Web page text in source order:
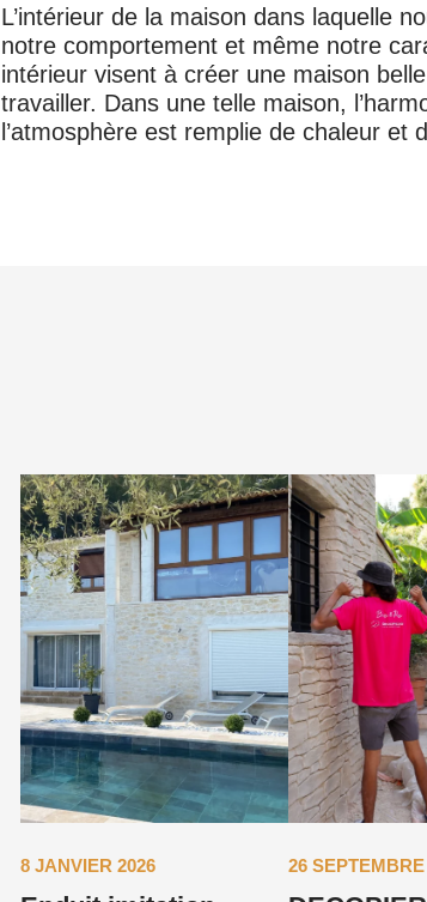
L’intérieur de la maison dans laquelle
notre comportement et même notre
intérieur visent à créer une maison
travailler. Dans une telle maison,
l’atmosphère est remplie de chaleur et
8 JANVIER 2026 26